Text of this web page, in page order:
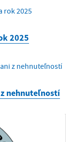
2025
nehnuteľností